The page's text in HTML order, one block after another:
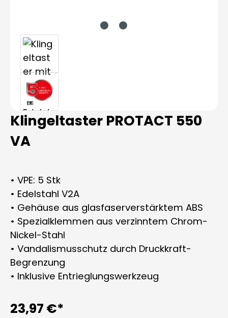
Klingeltaster PROTACT 550
VA
• VPE: 5 Stk
• Edelstahl V2A
• Gehäuse aus glasfaserverstärktem ABS
• Spezialklemmen aus verzinntem Chrom-
Nickel-Stahl
• Vandalismusschutz durch Druckkraft-
Begrenzung
• Inklusive Entrieglungswerkzeug
23,97 €*